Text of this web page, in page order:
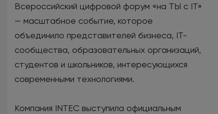
Всероссийский цифровой форум «на ТЫ с IT»
— масштабное событие, которое
объединило представителей бизнеса, IT-
сообщества, образовательных организаций,
студентов и школьников, интересующихся
современными технологиями.
Компания INTEC выступила официальным